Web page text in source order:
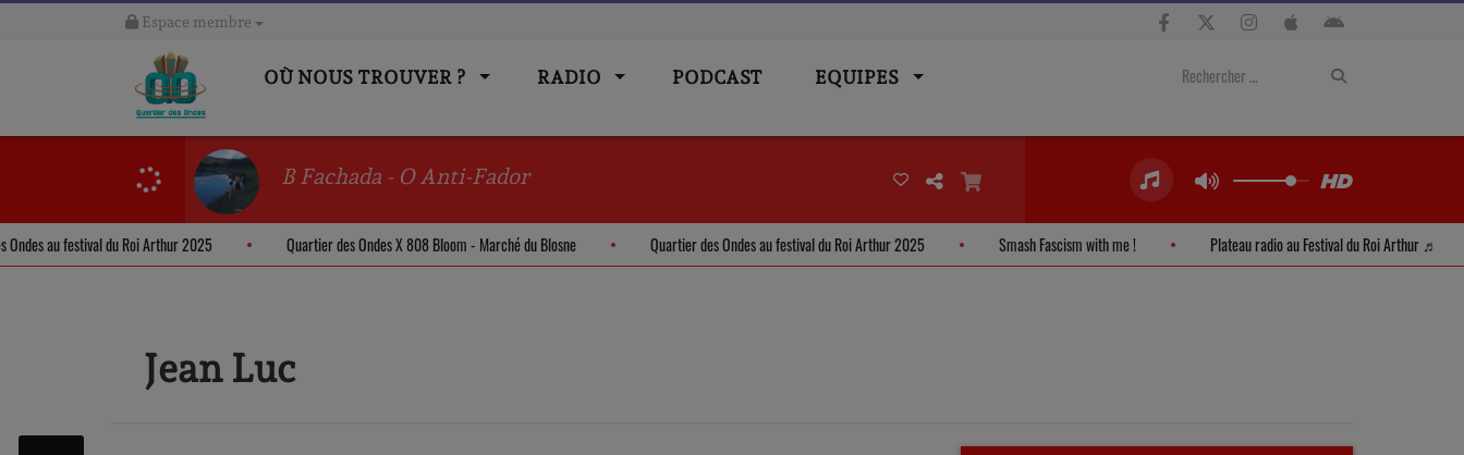
Espace membre
OÙ NOUS TROUVER ? RADIO PODCAST EQUIPES
B Fachada - O Anti-Fador
des Ondes au festival du Roi Arthur 2025 Quartier des Ondes X 808 Bloom - Marché du Blosne Quartier des Ondes au festival du Roi Arthur 2025 Smash Fascism with me ! Plateau radio au Festival du Roi Arthur ♬
Jean Luc